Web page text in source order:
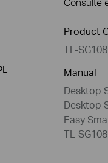
Product
TL-
Manual
Desktop
Desktop
Easy
TL-